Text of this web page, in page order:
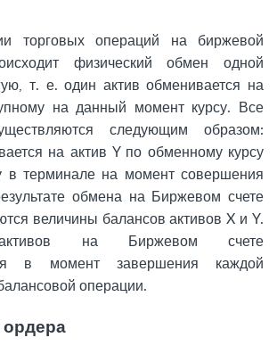
торговых операций на биржевой
физический обмен одной
т. е. один актив обменивается на
на данный момент курсу. Все
следующим образом:
на актив Y по обменному курсу
в терминале на момент совершения
обмена на Биржевом счете
величины балансов активов X и Y.
активов на Биржевом счете
в момент завершения каждой
операции.